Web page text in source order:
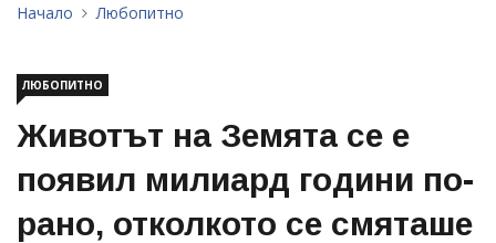
Начало Любопитно
ЛЮБОПИТНО
Животът на Земята се е
появил милиард години по-
рано, отколкото се смяташе